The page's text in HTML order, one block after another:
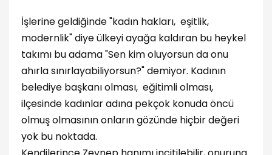
İşlerine geldiğinde "kadın hakları, eşitlik,
modernlik" diye ülkeyi ayağa kaldıran bu heykel
takımı bu adama "Sen kim oluyorsun da onu
ahırla sınırlayabiliyorsun?" demiyor. Kadının
belediye başkanı olması, eğitimli olması,
ilçesinde kadınlar adına pekçok konuda öncü
olmuş olmasının onların gözünde hiçbir değeri
yok bu noktada.